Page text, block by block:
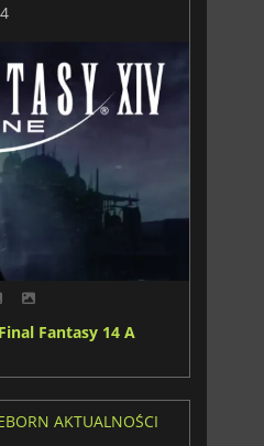
Fantasy 14 A
AKTUALNOŚCI